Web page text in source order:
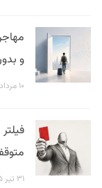
و
۱۰ مرداد ۱۴۰۵
۳۱ تیر ۱۴۰۵